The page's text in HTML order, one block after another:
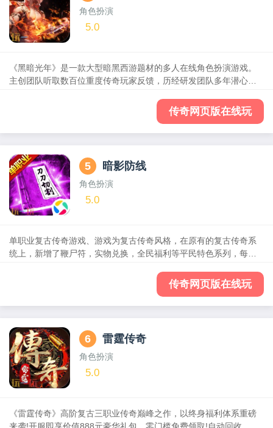
角色扮演
5.0
《黑暗光年》是一款大型暗黑西游题材的多人在线角色扮演游戏。
主创团队听取数百位重度传奇玩家反馈，历经研发团队多年潜心打
统实现，跨服组队，攻城打怪，热血PK，称霸全服。开局攻速属性
拉满，全地图无限制进入，远古BOSS随心砍，小怪也给爆终极装，
自由交易元宝回收。挂机超多福利，平民不氪不肝也能免费升级
快升级，超高画质还能千人同屏，打造最值得期待的热血PK殿堂级
手游，快叫上原先陪你刷夜的老兄弟们，怀旧激情岁月，一起上
线，爆爽体验!
传奇网页版在线玩
5 暗影防线
角色扮演
5.0
单职业复古传奇游戏、游戏为复古传奇风格，在原有的复古传奇系
统上，新增了鞭尸符，实物兑换，全民福利等平民特色系列，每个
传奇网页版在线玩
6 雷霆传奇
角色扮演
5.0
《雷霆传奇》高阶复古三职业传奇巅峰之作，以终身福利体系重磅